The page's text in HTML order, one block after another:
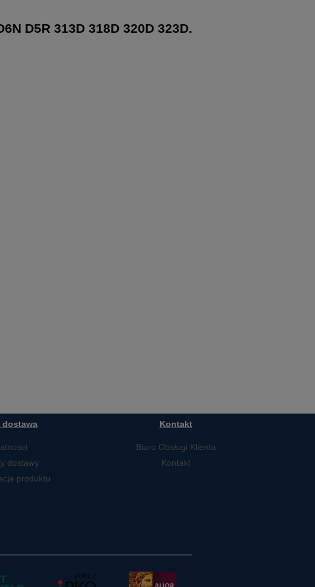
D5R 313D 318D 320D 323D.
dostawa
dostawy
produktu
Kontakt
Biuro Obsługi Klienta
Kontakt